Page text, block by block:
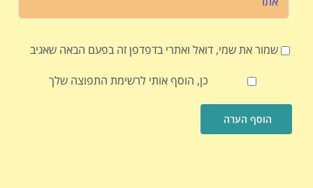
שמור את שמי, דואל ואתרי בדפדפן זה בפעם הבאה שאגיב
כן, הוסף אותי לרשימת התפוצה שלך